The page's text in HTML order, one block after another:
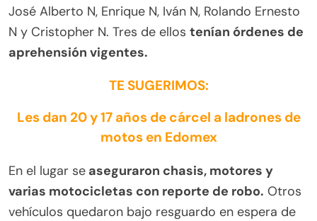
José Alberto N, Enrique N, Iván N, Rolando Ernesto
N y Cristopher N. Tres de ellos tenían órdenes de
aprehensión vigentes.
TE SUGERIMOS:
Les dan 20 y 17 años de cárcel a ladrones de
motos en Edomex
En el lugar se aseguraron chasis, motores y
varias motocicletas con reporte de robo. Otros
vehículos quedaron bajo resguardo en espera de